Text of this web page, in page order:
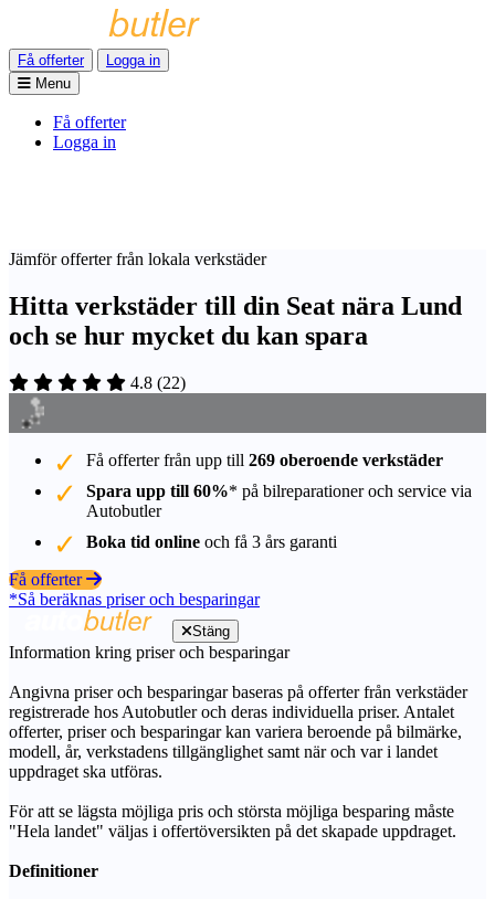
Få offerter
Logga in
Menu
Få offerter
Logga in
Jämför offerter från lokala verkstäder
Hitta verkstäder till din Seat nära Lund
och se hur mycket du kan spara
4.8 (22)
Få offerter från upp till 269 oberoende verkstäder
Spara upp till 60%* på bilreparationer och service via
Autobutler
Boka tid online och få 3 års garanti
Få offerter
*Så beräknas priser och besparingar
Stäng
Information kring priser och besparingar
Angivna priser och besparingar baseras på offerter från verkstäder
registrerade hos Autobutler och deras individuella priser. Antalet
offerter, priser och besparingar kan variera beroende på bilmärke,
modell, år, verkstadens tillgänglighet samt när och var i landet
uppdraget ska utföras.
För att se lägsta möjliga pris och största möjliga besparing måste
"Hela landet" väljas i offertöversikten på det skapade uppdraget.
Definitioner